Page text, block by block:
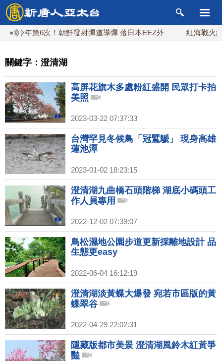
今年第6次！朝鮮發射彈道導彈 落日本EEZ外 紅海戰火續
關鍵字：澄清湖
高屏花旗木多處粉紅盛開 民眾打卡拍
美照
2023-03-22 07:37:33
台灣罕見冬候鳥「冠鷿鷈」 現身高雄
蓮池潭
2023-01-02 18:23:15
澄清湖九曲橋石頭階梯 湖底小碼頭工
作人員專用
2022-12-02 07:39:07
鳥松濕地公園步道更新採離地設計 品
生態更easy
2022-06-04 16:12:19
澄清湖淡黃蝶大爆發 宛若市區版的黃
蝶翠谷
2022-04-29 22:02:31
隱藏版都市美景 澄清湖風鈴木紅黃爭
豔